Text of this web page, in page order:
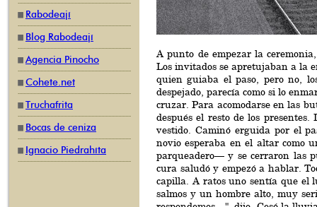
Rabodeají
Blog Rabodeají
Agencia Pinocho
Cohete.net
Truchafrita
Bocas de ceniza
Ignacio Piedrahíta
A punto de empezar la
Los invitados se apretujaban a la
quien guiaba el paso, pero no,
despejado, parecía como si lo
cruzar. Para acomodarse en las
después el resto de los
vestido. Caminó erguida por el
novio esperaba en el altar
parqueadero— y se cerraron las
cura saludó y empezó a hablar.
capilla. A ratos uno sentía que el
salmos y un hombre alto, muy